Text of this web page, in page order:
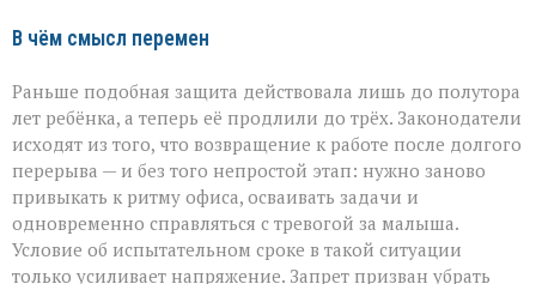
В чём смысл перемен
Раньше подобная защита действовала лишь до полутора
лет ребёнка, а теперь её продлили до трёх. Законодатели
исходят из того, что возвращение к работе после долгого
перерыва — и без того непростой этап: нужно заново
привыкать к ритму офиса, осваивать задачи и
одновременно справляться с тревогой за малыша.
Условие об испытательном сроке в такой ситуации
только усиливает напряжение. Запрет призван убрать